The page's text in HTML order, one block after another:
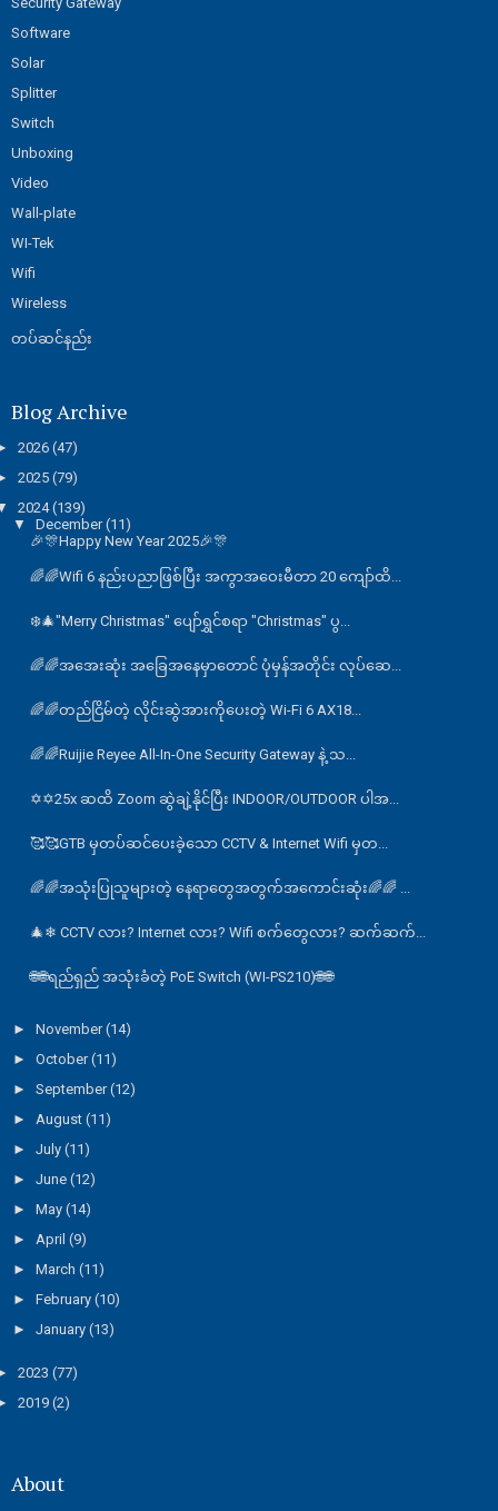
Software
Solar
Splitter
Switch
Unboxing
Video
Wall-plate
WI-Tek
Wifi
Wireless
တပ်ဆင်နည်း
Blog Archive
2026 (47)
2025 (79)
2024(139)
▼ December(11)
🎉🎊Happy New Year 2025🎉🎊
🌈🌈Wifi 6 နည်းပညာဖြစ်ပြီး အကွာအဝေးမီတာ 20 ကျော်ထိ...
❄️🎄"Merry Christmas" ပျော်ရွှင်စရာ "Christmas" ပွ...
🌈🌈အအေးဆုံး အခြေအနေမှာတောင် ပုံမှန်အတိုင်း လုပ်ဆေ...
🌈🌈တည်ငြိမ်တဲ့ လိုင်းဆွဲအားကိုပေးတဲ့ Wi-Fi 6 AX18...
🌈🌈Ruijie Reyee All-In-One Security Gateway နဲ့ သ...
✡✡25x ဆထိ Zoom ဆွဲချဲ့နိုင်ပြီး INDOOR/OUTDOOR ပါအ...
🥰🥰GTB မှတပ်ဆင်ပေးခဲ့သော CCTV & Internet Wifi မှတ...
🌈🌈အသုံးပြုသူများတဲ့ နေရာတွေအတွက်အကောင်းဆုံး🌈🌈 ...
🎄❄ CCTV လား? Internet လား? Wifi စက်တွေလား? ဆက်ဆက်...
🌐🌐ရည်ရှည် အသုံးခံတဲ့ PoE Switch (WI-PS210)🌐🌐
► November(14)
► October(11)
► September(12)
► August (11)
► July (11)
► June (12)
► May (14)
► April (9)
► March (11)
► February (10)
► January (13)
2023 (77)
2019 (2)
About